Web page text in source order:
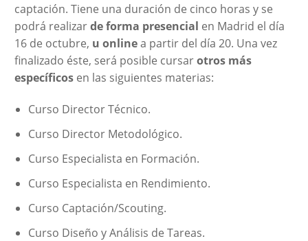
captación. Tiene una duración de cinco horas y se
podrá realizarde forma presencial en Madrid el día
16 de octubre, u onlinea partir del día 20. Una vez
finalizado éste, será posible cursarotros más
específicosen las siguientes materias:
Curso Director Técnico.
Curso Director Metodológico.
Curso Especialista en Formación.
Curso Especialista en Rendimiento.
Curso Captación/Scouting.
Curso Diseño y Análisis de Tareas.